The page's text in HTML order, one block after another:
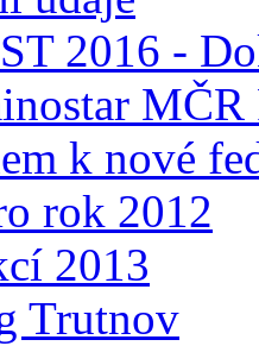
2016 -
MČR
k nové
rok 2012
2013
Trutnov